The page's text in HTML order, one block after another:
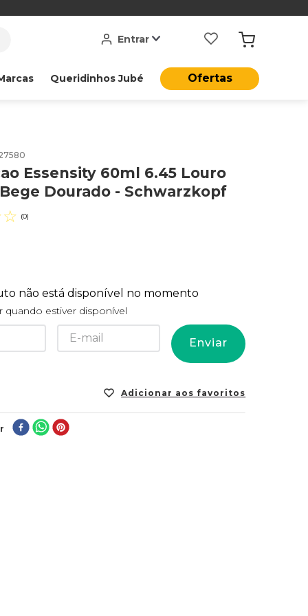
Entrar
Queridinhos Jubé Ofertas
Essensity 60ml 6.45 Louro
Dourado - Schwarzkopf
☆ (0)
não está disponível no momento
quando estiver disponível
Enviar